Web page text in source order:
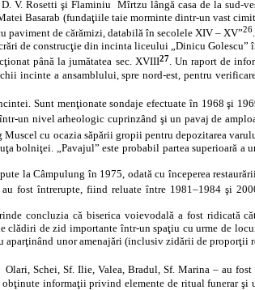
V. Rosetti şi Flaminiu
Mîrtzu lângă casa de la
Basarab (fundaţiile taie morminte dintr‑un vast
paviment de cărămizi, databilă în secolele XIV – XV”26.
de construcţie din incinta liceului „Dinicu Golescu”
până la jumătatea sec. XVIII27. Un raport de
incinte a ansamblului, spre nord‑est, pentru
Sunt menţionate sondaje efectuate în 1968 şi
nivel arheologic cuprinzând şi un pavaj de
cu ocazia săpării gropii pentru depozitarea
bolniţei. „Pavajul” este probabil partea superioară
la Câmpulung în 1975, odată cu începerea
fost întrerupte, fiind reluate între 1981–1984 şi
concluzia că biserica voievodală a fost ridicată
de zid importante într‑un spaţiu cu urme de
unor amenajări (inclusiv zidării de proporţii
Olari, Schei, Sf. Ilie, Valea, Bradul, Sf. Marina – au
informaţii privind elemente de ritual funerar şi